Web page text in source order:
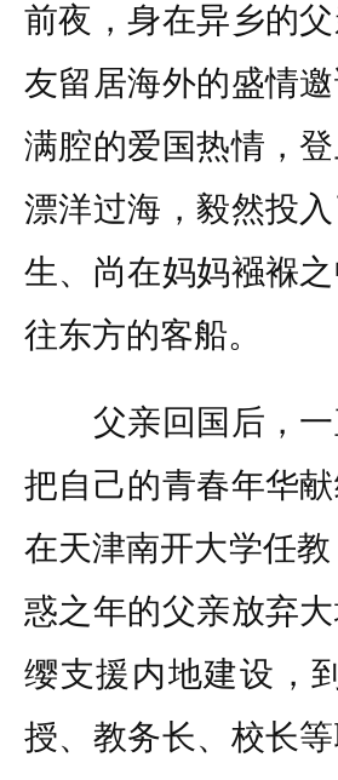
前夜，身在异乡的
友留居海外的盛情
满腔的爱国热情，
漂洋过海，毅然投
生、尚在妈妈襁褓
往东方的客船。
父亲回国后，一
把自己的青春年华
在天津南开大学任
惑之年的父亲放弃
缨支援内地建设，
授、教务长、校长